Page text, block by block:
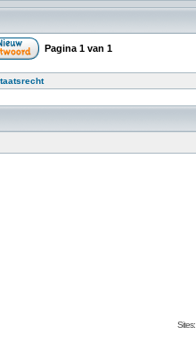
Pagina 1 van 1
Sites: